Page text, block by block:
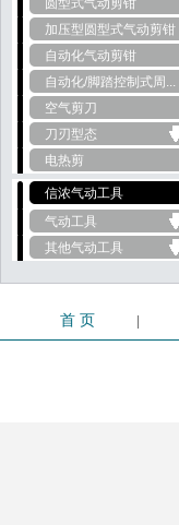
圆型式气动剪钳
加压型圆型式气动剪钳
自动化气动剪钳
自动化/脚踏控制式周...
空气剪刀
刀刃型态
电热剪
信浓气动工具
气动工具
其他气动工具
首 页